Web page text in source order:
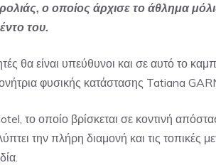
ο οποίος άρχισε το άθλημα
του.
θα είναι υπεύθυνοι και σε αυτό το
φυσικής κατάστασης Tatiana
το οποίο βρίσκεται σε κοντινή
την πλήρη διαμονή και τις τοπικές